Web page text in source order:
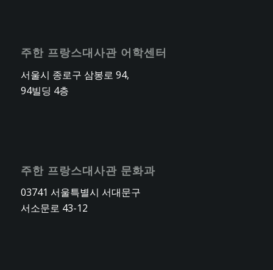
주한 프랑스대사관 어학센터
서울시 종로구 삼봉로 94,
94빌딩 4층
주한 프랑스대사관 문화과
03741 서울특별시 서대문구
서소문로 43-12